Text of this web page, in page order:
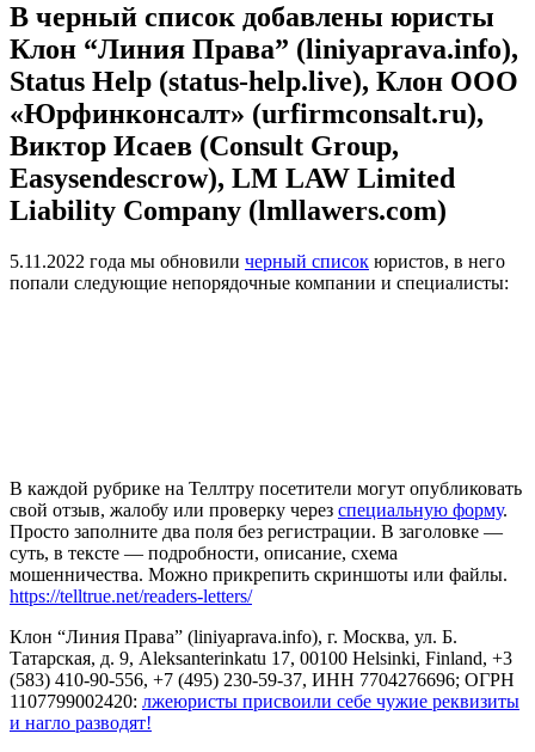
В черный список добавлены юристы
Клон “Линия Права” (liniyaprava.info),
Status Help (status-help.live), Клон ООО
«Юрфинконсалт» (urfirmconsalt.ru),
Виктор Исаев (Consult Group,
Easysendescrow), LM LAW Limited
Liability Company (lmllawers.com)
5.11.2022 года мы обновили черный список юристов, в него
попали следующие непорядочные компании и специалисты:
В каждой рубрике на Теллтру посетители могут опубликовать
свой отзыв, жалобу или проверку через специальную форму.
Просто заполните два поля без регистрации. В заголовке —
суть, в тексте — подробности, описание, схема
мошенничества. Можно прикрепить скриншоты или файлы.
https://telltrue.net/readers-letters/
Клон “Линия Права” (liniyaprava.info), г. Москва, ул. Б.
Татарская, д. 9, Aleksanterinkatu 17, 00100 Helsinki, Finland, +3
(583) 410-90-556, +7 (495) 230-59-37, ИНН 7704276696; ОГРН
1107799002420: лжеюристы присвоили себе чужие реквизиты
и нагло разводят!